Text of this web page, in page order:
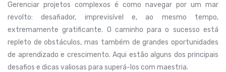
Gerenciar projetos complexos é como navegar por um mar
revolto: desafiador, imprevisível e, ao mesmo tempo,
extremamente gratificante. O caminho para o sucesso está
repleto de obstáculos, mas também de grandes oportunidades
de aprendizado e crescimento. Aqui estão alguns dos principais
desafios e dicas valiosas para superá-los com maestria.